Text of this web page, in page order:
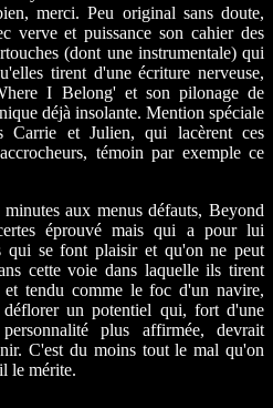
merci. Peu original sans doute,
verve et puissance son cahier des
(dont une instrumentale) qui
tirent d'une écriture nerveuse,
I Belong' et son pilonage de
déjà insolante. Mention spéciale
Carrie et Julien, qui lacèrent ces
témoin par exemple ce
aux menus défauts, Beyond
éprouvé mais qui a pour lui
qui se font plaisir et qu'on ne peut
cette voie dans laquelle ils tirent
tendu comme le foc d'un navire,
un potentiel qui, fort d'une
plus affirmée, devrait
C'est du moins tout le mal qu'on
le mérite.